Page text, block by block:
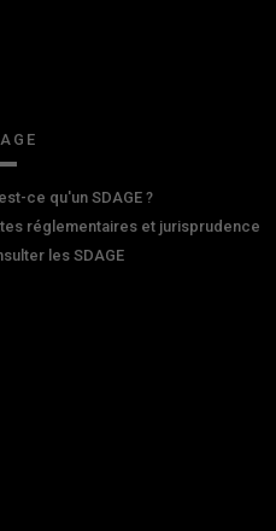
ce qu'un SDAGE ?
réglementaires et jurisprudence
les SDAGE